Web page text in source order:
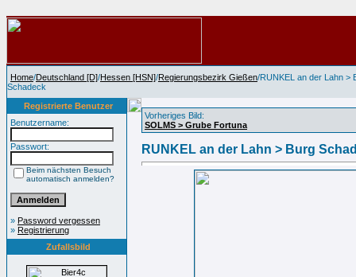
Home/Deutschland [D]/Hessen [HSN]/Regierungsbezirk Gießen/RUNKEL an der Lahn >
Schadeck
Registrierte Benutzer
Benutzername:
Passwort:
Beim nächsten Besuch
automatisch anmelden?
» Password vergessen
» Registrierung
Zufallsbild
Vorheriges Bild:
SOLMS > Grube Fortuna
RUNKEL an der Lahn > Burg